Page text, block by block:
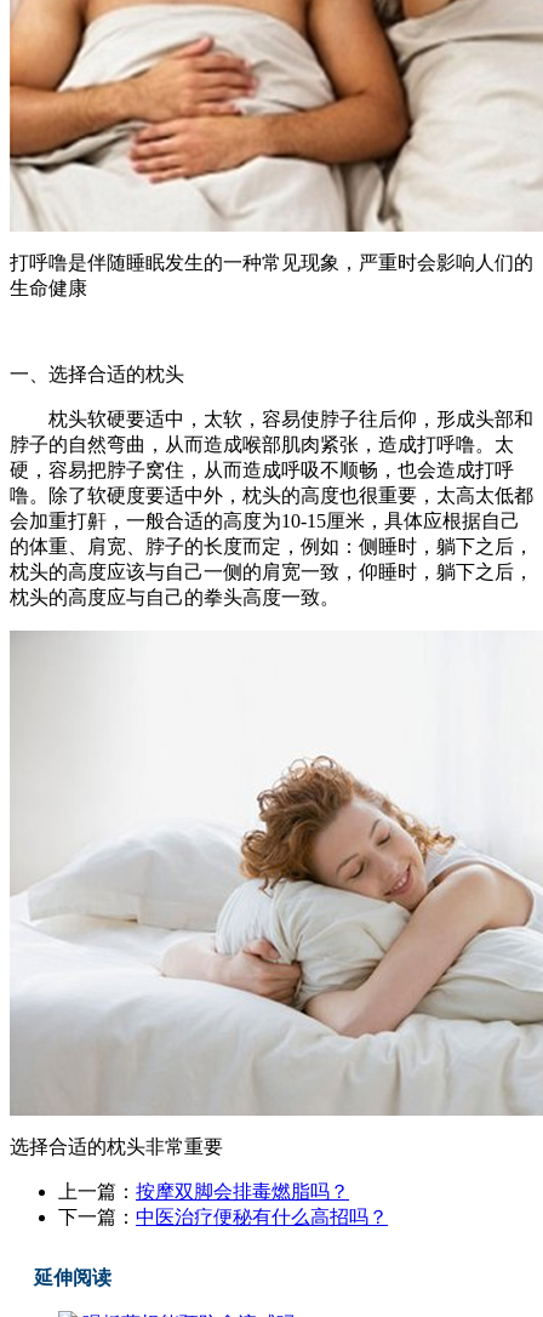
打呼噜是伴随睡眠发生的一种常见现象，严重时会影响人们的
生命健康
一、选择合适的枕头
枕头软硬要适中，太软，容易使脖子往后仰，形成头部和
脖子的自然弯曲，从而造成喉部肌肉紧张，造成打呼噜。太
硬，容易把脖子窝住，从而造成呼吸不顺畅，也会造成打呼
噜。除了软硬度要适中外，枕头的高度也很重要，太高太低都
会加重打鼾，一般合适的高度为10-15厘米，具体应根据自己
的体重、肩宽、脖子的长度而定，例如：侧睡时，躺下之后，
枕头的高度应该与自己一侧的肩宽一致，仰睡时，躺下之后，
枕头的高度应与自己的拳头高度一致。
选择合适的枕头非常重要
上一篇： 按摩双脚会排毒燃脂吗？
下一篇： 中医治疗便秘有什么高招吗？
延伸阅读